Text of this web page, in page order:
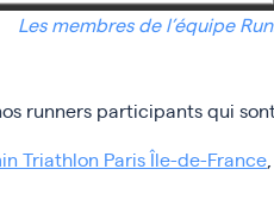
Les membres de l’équipe
runners participants qui
Triathlon Paris Île-de-France